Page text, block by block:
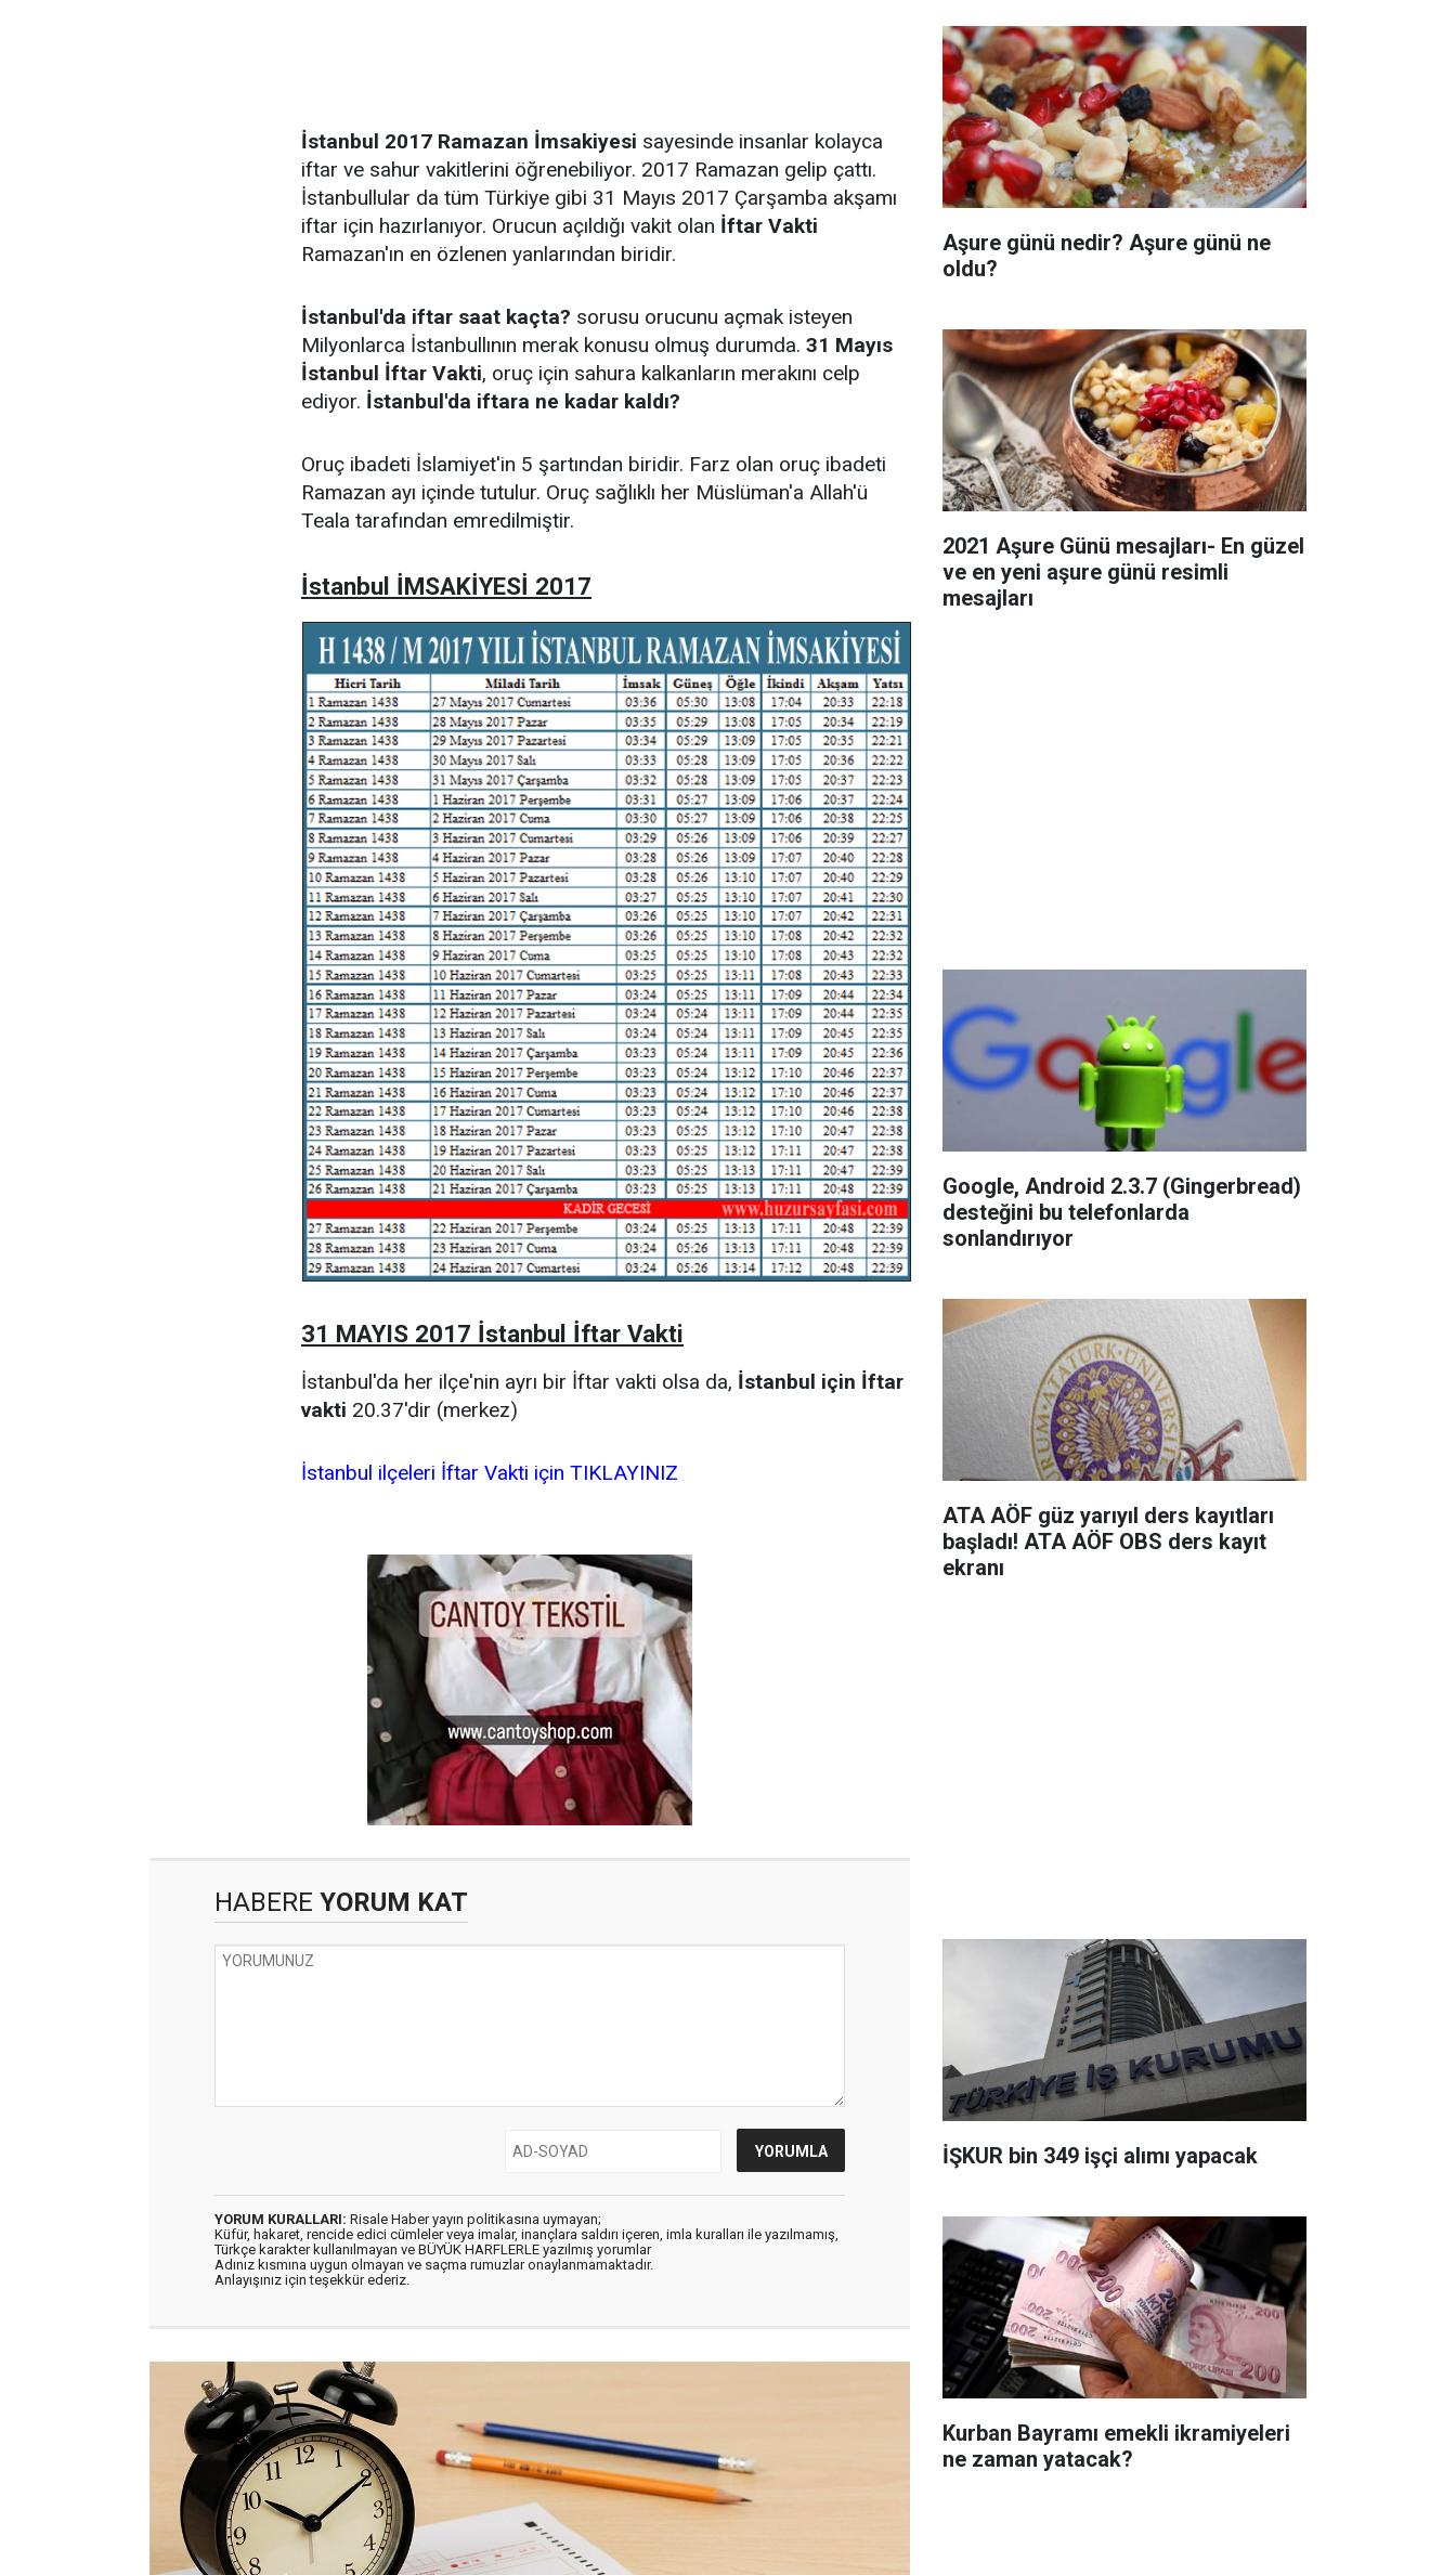
İstanbul 2017 Ramazan İmsakiyesi sayesinde insanlar kolayca
iftar ve sahur vakitlerini öğrenebiliyor. 2017 Ramazan gelip çattı.
İstanbullular da tüm Türkiye gibi 31 Mayıs 2017 Çarşamba akşamı
iftar için hazırlanıyor. Orucun açıldığı vakit olan İftar Vakti
Ramazan'ın en özlenen yanlarından biridir.
İstanbul'da iftar saat kaçta? sorusu orucunu açmak isteyen
Milyonlarca İstanbullının merak konusu olmuş durumda. 31 Mayıs
İstanbul İftar Vakti, oruç için sahura kalkanların merakını celp
ediyor. İstanbul'da iftara ne kadar kaldı?
Oruç ibadeti İslamiyet'in 5 şartından biridir. Farz olan oruç ibadeti
Ramazan ayı içinde tutulur. Oruç sağlıklı her Müslüman'a Allah'ü
Teala tarafından emredilmiştir.
İstanbul İMSAKİYESİ 2017
31 MAYIS 2017 İstanbul İftar Vakti
İstanbul'da her ilçe'nin ayrı bir İftar vakti olsa da, İstanbul için İftar
vakti 20.37'dir (merkez)
İstanbul ilçeleri İftar Vakti için TIKLAYINIZ
HABERE YORUM KAT
YORUM KURALLARI: Risale Haber yayın politikasına uymayan;
Küfür, hakaret, rencide edici cümleler veya imalar, inançlara saldırı içeren, imla kuralları ile yazılmamış,
Türkçe karakter kullanılmayan ve BÜYÜK HARFLERLE yazılmış yorumlar
Adınız kısmına uygun olmayan ve saçma rumuzlar onaylanmamaktadır.
Anlayışınız için teşekkür ederiz.
Aşure günü nedir? Aşure günü ne
oldu?
2021 Aşure Günü mesajları- En güzel
ve en yeni aşure günü resimli
mesajları
Google, Android 2.3.7 (Gingerbread)
desteğini bu telefonlarda
sonlandırıyor
ATA AÖF güz yarıyıl ders kayıtları
başladı! ATA AÖF OBS ders kayıt
ekranı
İŞKUR bin 349 işçi alımı yapacak
Kurban Bayramı emekli ikramiyeleri
ne zaman yatacak?